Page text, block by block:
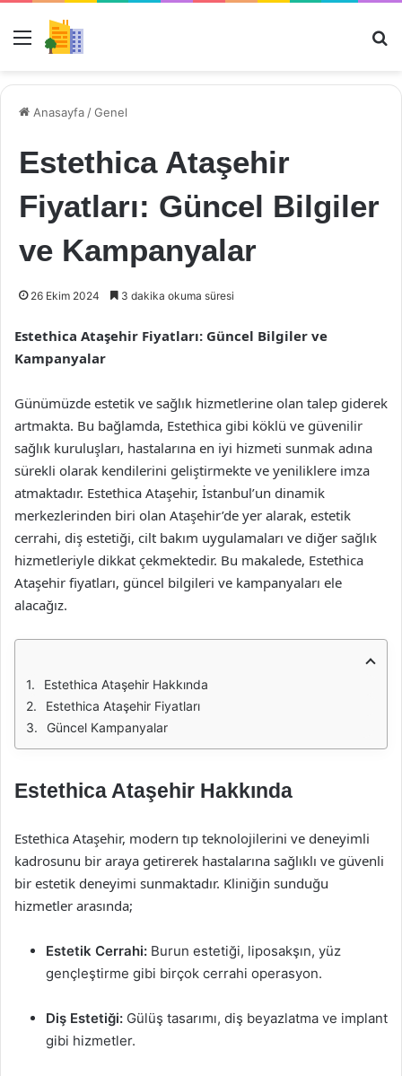
Menü
Anasayfa /Genel
Estethica Ataşehir
Fiyatları: Güncel Bilgiler
ve Kampanyalar
26 Ekim 2024 3 dakika okuma süresi
Estethica Ataşehir Fiyatları: Güncel Bilgiler ve
Kampanyalar
Günümüzde estetik ve sağlık hizmetlerine olan talep giderek
artmakta. Bu bağlamda, Estethica gibi köklü ve güvenilir
sağlık kuruluşları, hastalarına en iyi hizmeti sunmak adına
sürekli olarak kendilerini geliştirmekte ve yeniliklere imza
atmaktadır. Estethica Ataşehir, İstanbul’un dinamik
merkezlerinden biri olan Ataşehir’de yer alarak, estetik
cerrahi, diş estetiği, cilt bakım uygulamaları ve diğer sağlık
hizmetleriyle dikkat çekmektedir. Bu makalede, Estethica
Ataşehir fiyatları, güncel bilgileri ve kampanyaları ele
alacağız.
Estethica Ataşehir Hakkında
Estethica Ataşehir Fiyatları
Güncel Kampanyalar
Estethica Ataşehir Hakkında
Estethica Ataşehir, modern tıp teknolojilerini ve deneyimli
kadrosunu bir araya getirerek hastalarına sağlıklı ve güvenli
bir estetik deneyimi sunmaktadır. Kliniğin sunduğu
hizmetler arasında;
Estetik Cerrahi: Burun estetiği, liposakşın, yüz
gençleştirme gibi birçok cerrahi operasyon.
Diş Estetiği: Gülüş tasarımı, diş beyazlatma ve implant
gibi hizmetler.